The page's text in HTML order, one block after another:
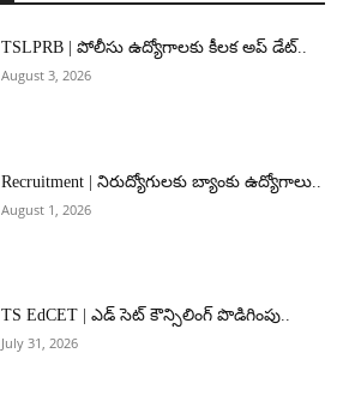
TSLPRB | పోలీసు ఉద్యోగాలకు కీలక అప్ డేట్..
August 3, 2026
Recruitment | నిరుద్యోగులకు బ్యాంకు ఉద్యోగాలు..
August 1, 2026
TS EdCET | ఎడ్ సెట్ కౌన్సిలింగ్ పొడిగింపు..
July 31, 2026